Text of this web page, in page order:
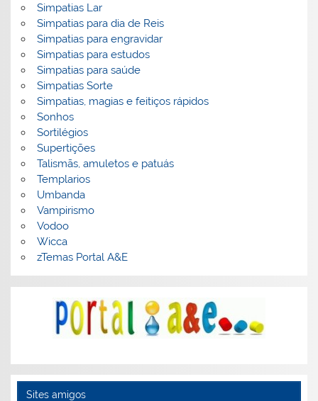
Simpatias Lar
Simpatias para dia de Reis
Simpatias para engravidar
Simpatias para estudos
Simpatias para saúde
Simpatias Sorte
Simpatias, magias e feitiços rápidos
Sonhos
Sortilégios
Supertições
Talismãs, amuletos e patuás
Templarios
Umbanda
Vampirismo
Vodoo
Wicca
zTemas Portal A&E
Sites amigos